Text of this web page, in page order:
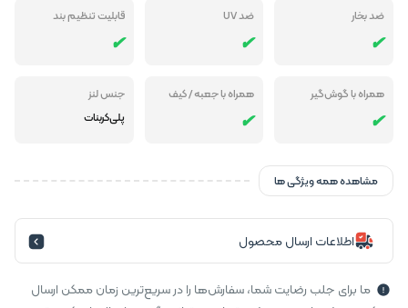
ضد بخار ضد UV قابلیت تنظیم بند
همراه با گوش‌گیر همراه با جعبه / کیف
جنس لنز
پلی‌کربنات
مشاهده همه ویژگی ها
اطلاعات ارسال محصول
ما برای جلب رضایت شما، سفارش‌ها را در سریع‌ترین زمان ممکن ارسال